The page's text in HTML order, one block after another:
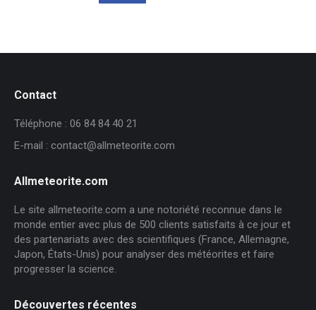
Contact
Téléphone : 06 84 84 40 21
E-mail : contact@allmeteorite.com
Allmeteorite.com
Le site allmeteorite.com a une notoriété reconnue dans le
monde entier avec plus de 500 clients satisfaits à ce jour et
des partenariats avec des scientifiques (France, Allemagne,
Japon, États-Unis) pour analyser des météorites et faire
progresser la science.
Découvertes récentes